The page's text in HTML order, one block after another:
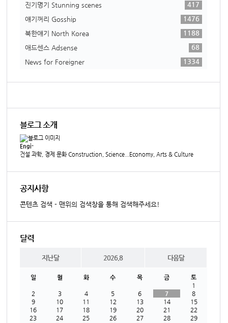
진기명기 Stunning scenes
417
얘기꺼리 Gosship
1476
북한얘기 North Korea
1188
애드센스 Adsense
68
News for Foreigner
1334
블로그 소개
Engi-
건설 과학, 경제 문화 Construction, Science...Economy, Arts & Culture
공지사항
콘텐츠 검색 - 맨위의 검색창을 통해 검색해주세요!
달력
지난달 2026.8 다음달
일 월 화 수 목 금
토
1
2
3 4 5 6 7
8
9
10 11 12 13 14
15
16
17 18 19 20 21
22
23
24 25 26 27 28
29